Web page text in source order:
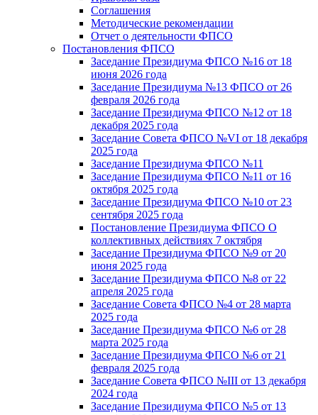
Соглашения
Методические рекомендации
Отчет о деятельности ФПСО
Постановления ФПСО
Заседание Президиума ФПСО №16 от 18
июня 2026 года
Заседание Президиума №13 ФПСО от 26
февраля 2026 года
Заседание Президиума ФПСО №12 от 18
декабря 2025 года
Заседание Совета ФПСО №VI от 18 декабря
2025 года
Заседание Президиума ФПСО №11
Заседание Президиума ФПСО №11 от 16
октября 2025 года
Заседание Президиума ФПСО №10 от 23
сентября 2025 года
Постановление Президиума ФПСО О
коллективных действиях 7 октября
Заседание Президиума ФПСО №9 от 20
июня 2025 года
Заседание Президиума ФПСО №8 от 22
апреля 2025 года
Заседание Совета ФПСО №4 от 28 марта
2025 года
Заседание Президиума ФПСО №6 от 28
марта 2025 года
Заседание Президиума ФПСО №6 от 21
февраля 2025 года
Заседание Совета ФПСО №III от 13 декабря
2024 года
Заседание Президиума ФПСО №5 от 13